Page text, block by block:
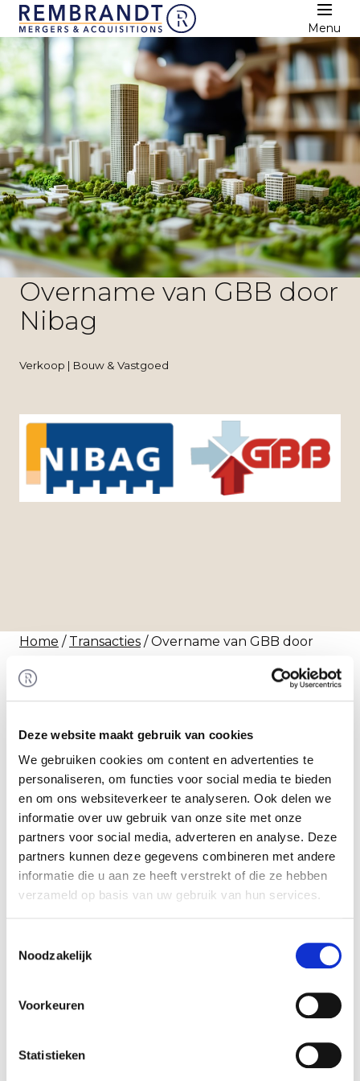
Deze website maakt gebruik van cookies
We gebruiken cookies om content en advertenties te
personaliseren, om functies voor social media te bieden
en om ons websiteverkeer te analyseren. Ook delen we
informatie over uw gebruik van onze site met onze
partners voor social media, adverteren en analyse. Deze
partners kunnen deze gegevens combineren met andere
informatie die u aan ze heeft verstrekt of die ze hebben
verzameld op basis van uw gebruik van hun services.
Noodzakelijk
Voorkeuren
Statistieken
Menu
Overname van GBB door
Nibag
Verkoop | Bouw & Vastgoed
Home / Transacties / Overname van GBB door
Transactie
Nibag heeft 100% van de aandelen in GBB
verkoper van GBB begeleid bij het realiseren van
deze transactie.
GBB is een adviesbureau in bouwregelgeving,
met name op het gebied van brandveiligheid. De
onderneming verzorgt risico-inventarisaties,
advies en trainingen. De onderneming adviseert
Chemelot, DSM, diverse woningbouwcorporaties,
www.gbbmaastricht.nl.
Nibag